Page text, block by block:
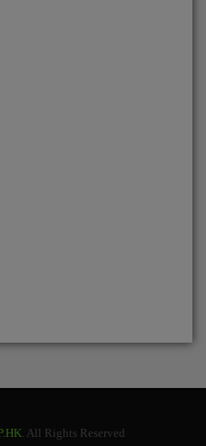
. All Rights Reserved